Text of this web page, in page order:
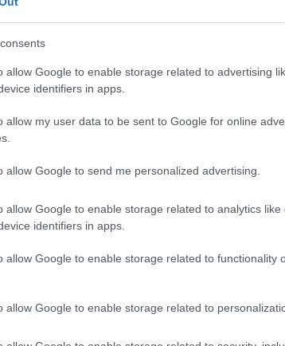
allow Google to enable storage related to advertising
identifiers in apps.
allow my user data to be sent to Google for online
allow Google to send me personalized advertising.
allow Google to enable storage related to analytics like
identifiers in apps.
allow Google to enable storage related to functionality
allow Google to enable storage related to
αστυνομικοί ακολουθούσαν.
video